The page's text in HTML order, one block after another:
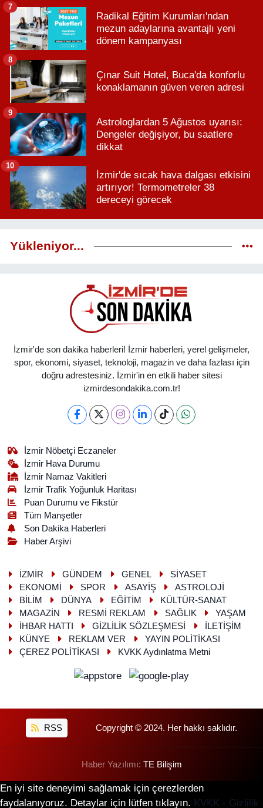
Radikal Eğitim Kurumları'ndan
mezun adaylarına avantajlı yeni
dönem kampanyası
7
Çınar Suit Hotel, Buca'da konforlu
konaklamanın güven veren adresi
8
Astrologlardan 5 Ağustos uyarısı:
Dengeler değişiyor, bu saatlere
dikkat
9
İzmir'de sıcak hava dalgası etkisini
artırıyor! Termometreler 38
dereceyi görecek
10
Yükleniyor...
İzmir'de son dakika haberleri! İzmir haberleri, yerel gelişmeler,
spor, ekonomi, siyaset, teknoloji, magazin ve daha fazlası için
doğru adrestesiniz. İzmir'in en etkili haber sitesi
izmirdesondakika.com.tr!
İzmir Nöbetçi Eczaneler
İzmir Hava Durumu
İzmir Namaz Vakitleri
İzmir Trafik Yoğunluk Haritası
Puan Durumu ve Fikstür
Tüm Manşetler
Son Dakika Haberleri
Haber Arşivi
İZMİR GÜNDEM GENEL
SİYASET
EKONOMİ
SPOR ASAYİŞ
ASTROLOJİ
BİLİM
DÜNYA EĞİTİM
KÜLTÜR-SANAT
MAGAZİN
RESMİ REKLAM SAĞLIK
YAŞAM
İHBAR HATTI
GİZLİLİK SÖZLEŞMESİ
İLETİŞİM
KÜNYE
REKLAM VER
YAYIN POLİTİKASI
ÇEREZ POLİTİKASI
KVKK Aydınlatma Metni
RSS Copyright © 2024. Her hakkı saklıdır.
Haber Yazılımı: TE Bilişim
En iyi site deneyimi sağlamak için çerezlerden
faydalanıyoruz. Detaylar için lütfen tıklayın. KVKK - Gizlilik